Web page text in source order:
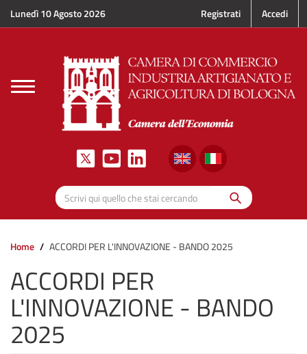
Salta al contenuto principale
Lunedì 10 Agosto 2026 Registrati Accedi
Toggle
navigation
Scrivi qui quello che stai cercando
Cerca
Home ACCORDI PER L'INNOVAZIONE - BANDO 2025
ACCORDI PER
L'INNOVAZIONE - BANDO
2025